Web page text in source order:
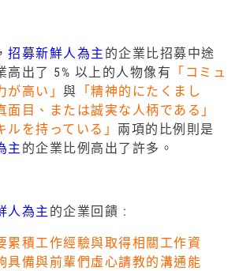
招募新鮮人為主 的企業比招募中途
高出了 5% 以上的人物像有
「コミュ
高い」 與 「精神的にたくまし
面目、または誠実な人柄である」
ルを持っている」 兩項的比例則是
主 的企業比例高出了許多。
人為主 的企業回饋 :
累積工作經驗與取得相關工作資
具備與前輩們虛心請教的溝通能